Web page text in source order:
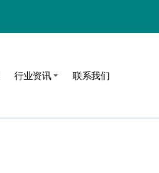
行业资讯 联系我们